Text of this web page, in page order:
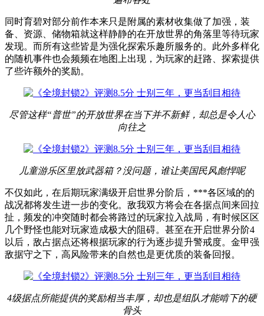
同时育碧对部分前作本来只是附属的素材收集做了加强，装
备、资源、储物箱就这样静静的在开放世界的角落里等待玩家
发现。而所有这些皆是为强化探索乐趣所服务的。此外多样化
的随机事件也会频频在地图上出现，为玩家的赶路、探索提供
了些许额外的奖励。
尽管这样“普世”的开放世界在当下并不新鲜，却总是令人心
向往之
儿童游乐区里放武器箱？没问题，谁让美国民风彪悍呢
不仅如此，在后期玩家满级开启世界分阶后，***各区域的的
战况都将发生进一步的变化。敌我双方将会在各据点间来回拉
扯，频发的冲突随时都会将路过的玩家拉入战局，有时候区区
几个野怪也能对玩家造成极大的阻碍。甚至在开启世界分阶4
以后，敌占据点还将根据玩家的行为逐步提升警戒度。金甲强
敌据守之下，高风险带来的自然也是更优质的装备回报。
4级据点所能提供的奖励相当丰厚，却也是组队才能啃下的硬
骨头